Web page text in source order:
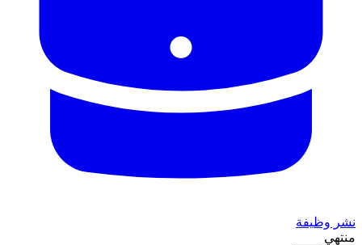
نشر وظيفة
منتهي